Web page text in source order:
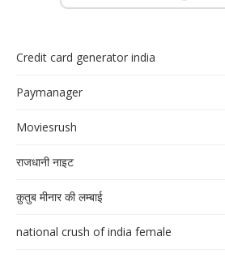
Credit card generator india
Paymanager
Moviesrush
राजधानी नाइट
क़ुतुब मीनार की लम्बाई
national crush of india female